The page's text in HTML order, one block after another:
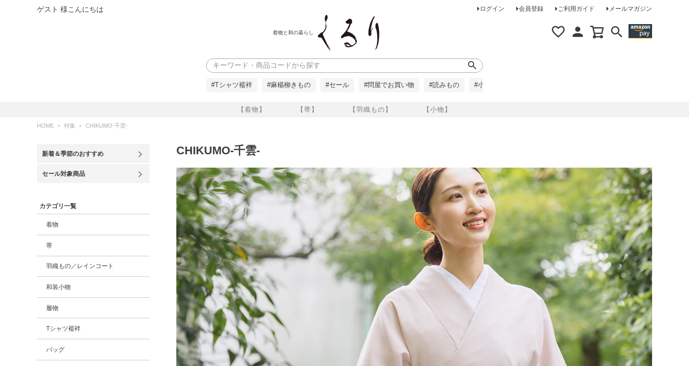
ゲスト 様こんにちは ログイン 会員登録 ご利用ガイド メールマガジン
着物と和の暮らし
【着物】 【帯】 【羽織もの】 【小物】
検索
#Tシャツ襦袢 #麻楊柳きもの #セール #問屋でお買い物 #読みもの #小柄な方に
HOME 特集 CHIKUMO-千雲-
新着＆季節のおすすめ
セール対象商品
カテゴリ一覧
着物
帯
羽織もの／レインコート
和装小物
履物
Tシャツ襦袢
バッグ
CHIKUMO-千雲-